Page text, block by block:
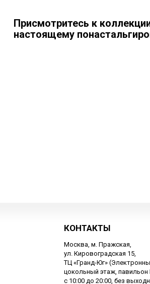
Присмотритесь к
настоящему
КОНТАКТЫ
Москва, м. Пражская,
ул. Кировоградская 15,
ТЦ «Гранд-Юг»
цокольный этаж, павильон
с 10:00 до 20:00, без